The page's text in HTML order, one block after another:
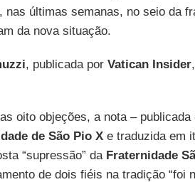
nas últimas semanas, no seio da
da nova situação.
, publicada por Vatican Insider
oito objeções, a nota –
de São Pio Xe traduzida em
“supressão” da Fraternidade
de dois fiéis na tradição “foi